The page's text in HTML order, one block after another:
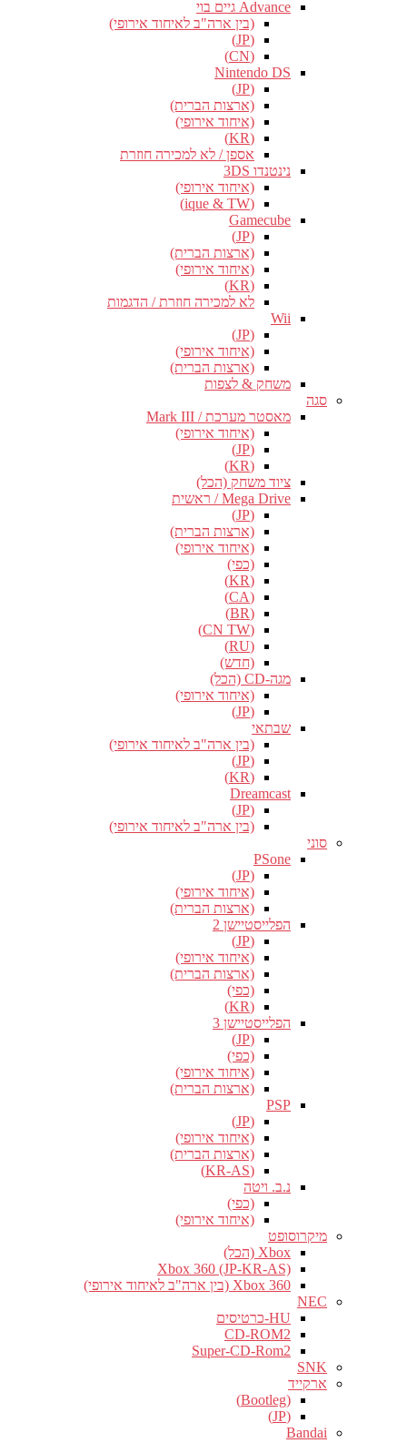
Advance גיים בוי
(בין ארה"ב לאיחוד אירופי)
(JP)
(CN)
Nintendo DS
(JP)
(ארצות הברית)
(איחוד אירופי)
(KR)
אספן / לא למכירה חוזרת
נינטנדו 3DS
(איחוד אירופי)
(ique & TW)
Gamecube
(JP)
(ארצות הברית)
(איחוד אירופי)
(KR)
לא למכירה חוזרת / הדגמות
Wii
(JP)
(איחוד אירופי)
(ארצות הברית)
משחק & לצפות
סגה
מאסטר מערכת / Mark III
(איחוד אירופי)
(JP)
(KR)
ציוד משחק (הכל)
Mega Drive / ראשית
(JP)
(ארצות הברית)
(איחוד אירופי)
(כפי)
(KR)
(CA)
(BR)
(CN TW)
(RU)
(חדש)
מגה-CD (הכל)
(איחוד אירופי)
(JP)
שבתאי
(בין ארה"ב לאיחוד אירופי)
(JP)
(KR)
Dreamcast
(JP)
(בין ארה"ב לאיחוד אירופי)
סוני
PSone
(JP)
(איחוד אירופי)
(ארצות הברית)
הפלייסטיישן 2
(JP)
(איחוד אירופי)
(ארצות הברית)
(כפי)
(KR)
הפלייסטיישן 3
(JP)
(כפי)
(איחוד אירופי)
(ארצות הברית)
PSP
(JP)
(איחוד אירופי)
(ארצות הברית)
(KR-AS)
נ.ב. ויטה
(כפי)
(איחוד אירופי)
מיקרוסופט
Xbox (הכל)
Xbox 360 (JP-KR-AS)
Xbox 360 (בין ארה"ב לאיחוד אירופי)
NEC
HU-כרטיסים
CD-ROM2
Super-CD-Rom2
SNK
ארקייד
(Bootleg)
(JP)
Bandai